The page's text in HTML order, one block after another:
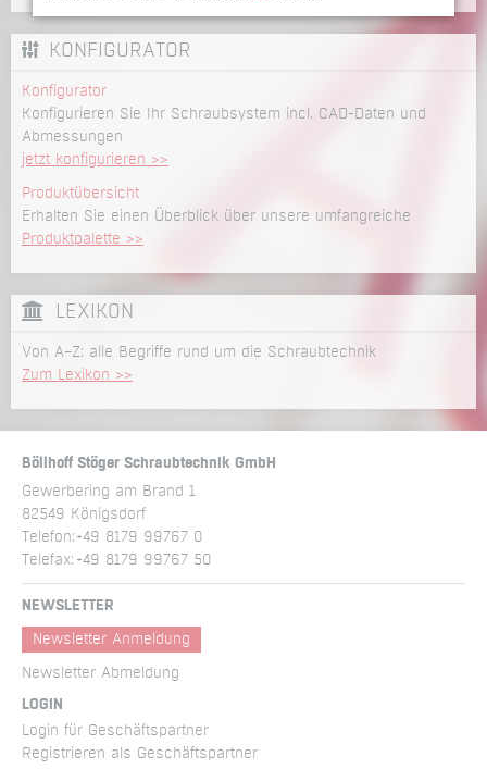
KONFIGURATOR
Konfigurator
Konfigurieren Sie Ihr Schraubsystem incl. CAD-Daten und
Abmessungen
jetzt konfigurieren >>
Produktübersicht
Erhalten Sie einen Überblick über unsere umfangreiche
Produktpalette >>
LEXIKON
Von A–Z: alle Begriffe rund um die Schraubtechnik
Zum Lexikon >>
Böllhoff Stöger Schraubtechnik GmbH
Gewerbering am Brand 1
82549 Königsdorf
Telefon:+49 8179 99767 0
Telefax:+49 8179 99767 50
NEWSLETTER
Newsletter Anmeldung
Newsletter Abmeldung
LOGIN
Login für Geschäftspartner
Registrieren als Geschäftspartner